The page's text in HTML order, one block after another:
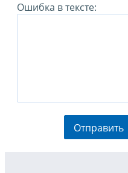
Ошибка в тексте:
Отправить